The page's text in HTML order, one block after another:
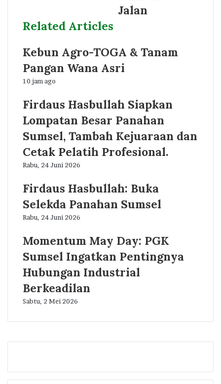
Jalan
Related Articles
Kebun Agro-TOGA & Tanam
Pangan Wana Asri
10 jam ago
Firdaus Hasbullah Siapkan
Lompatan Besar Panahan
Sumsel, Tambah Kejuaraan dan
Cetak Pelatih Profesional.
Rabu, 24 Juni 2026
Firdaus Hasbullah: Buka
Selekda Panahan Sumsel
Rabu, 24 Juni 2026
Momentum May Day: PGK
Sumsel Ingatkan Pentingnya
Hubungan Industrial
Berkeadilan
Sabtu, 2 Mei 2026